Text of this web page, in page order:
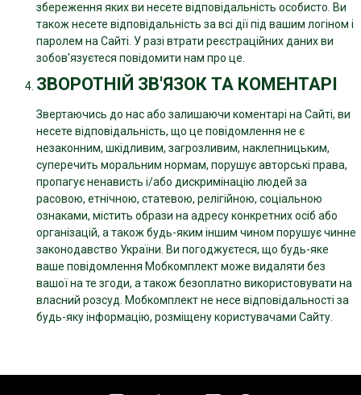
збереження яких ви несете відповідальність особисто. Ви
також несете відповідальність за всі дії під вашим логіном і
паролем на Сайті. У разі втрати реєстраційних даних ви
зобов'язуєтеся повідомити нам про це.
ЗВОРОТНІЙ ЗВ'ЯЗОК ТА КОМЕНТАРІ
Звертаючись до нас або залишаючи коментарі на Сайті, ви
несете відповідальність, що це повідомлення не є
незаконним, шкідливим, загрозливим, наклепницьким,
суперечить моральним нормам, порушує авторські права,
пропагує ненависть і/або дискримінацію людей за
расовою, етнічною, статевою, релігійною, соціальною
ознаками, містить образи на адресу конкретних осіб або
організацій, а також будь-яким іншим чином порушує чинне
законодавство України. Ви погоджуєтеся, що будь-яке
ваше повідомлення Мобкомплект може видаляти без
вашої на те згоди, а також безоплатно використовувати на
власний розсуд. Мобкомплект не несе відповідальності за
будь-яку інформацію, розміщену користувачами Сайту.